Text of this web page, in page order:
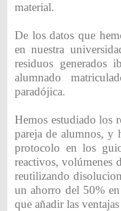
material.
De los datos que
en nuestra
residuos generados
alumnado
paradójica.
Hemos estudiado los
pareja de alumnos, y
protocolo en los
reactivos, volúmenes
reutilizando
un ahorro del 50%
que añadir las